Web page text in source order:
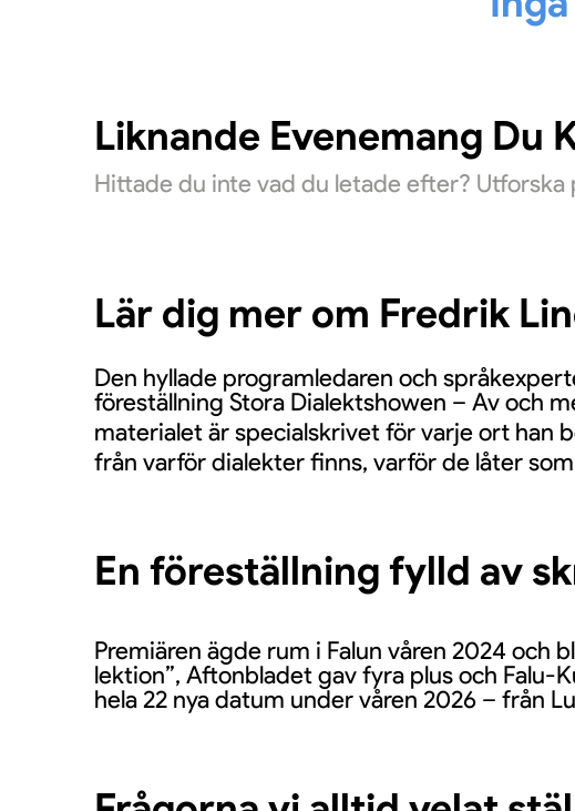
Liknande Evenemang Du
Hittade du inte vad du letade efter?
Lär dig mer om Fredrik
Den hyllade programledaren och
föreställning Stora Dialektshowen – Av och
materialet är specialskrivet för varje ort han
från varför dialekter finns, varför de låter
En föreställning fylld av
Premiären ägde rum i Falun våren 2024 och
lektion”, Aftonbladet gav fyra plus och Falu-
hela 22 nya datum under våren 2026 – från